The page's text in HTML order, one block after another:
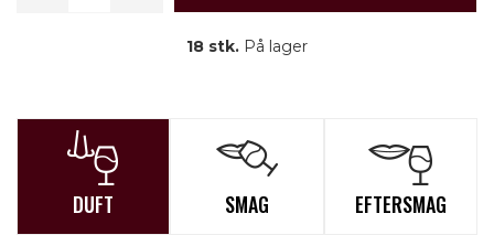
18 stk. På lager
DUFT SMAG EFTERSMAG